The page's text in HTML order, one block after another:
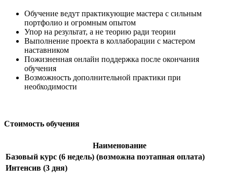
Обучение ведут практикующие мастера с сильным
портфолио и огромным опытом
Упор на результат, а не теорию ради теории
Выполнение проекта в коллаборации с мастером
наставником
Пожизненная онлайн поддержка после окончания
обучения
Возможность дополнительной практики при
необходимости
Стоимость обучения
Наименование
Базовый курс (6 недель) (возможна поэтапная оплата)
Интенсив (3 дня)